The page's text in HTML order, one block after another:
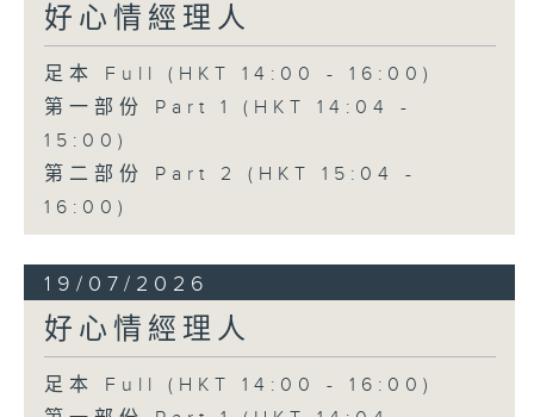
好心情經理人
足本 Full (HKT 14:00 - 16:00)
第一部份 Part 1 (HKT 14:04 -
15:00)
第二部份 Part 2 (HKT 15:04 -
16:00)
19/07/2026
好心情經理人
足本 Full (HKT 14:00 - 16:00)